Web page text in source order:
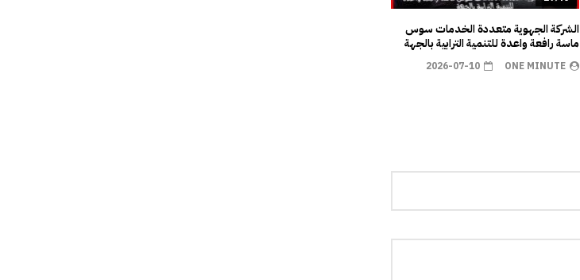
الشركة الجهوية متعددة الخدمات سوس
ماسة رافعة واعدة للتنمية الترابية بالجهة
ONE MINUTE
2026-07-10